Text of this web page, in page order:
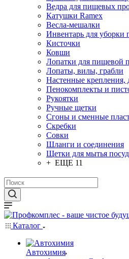
Ведра для пищевых
Катушки Ramex
Весла-мешалки
Инвентарь для уборки
Кисточки
Ковши
Лопатки для пищевой
Лопаты, вилы, грабли
Настенные крепления,
Пенокомплекты и
Рукоятки
Ручные щетки
Сгоны и сменные
Скребки
Совки
Шланги и соединения
Щетки для мытья
+ ЕЩЕ 11
Каталог
Автохимия